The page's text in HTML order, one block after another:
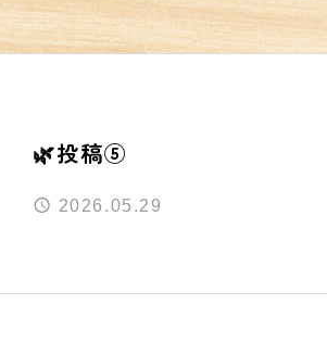
🌿投稿⑤
2026.05.29